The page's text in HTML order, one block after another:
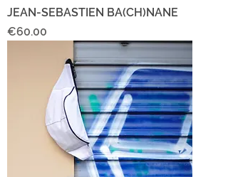
JEAN-SEBASTIEN BA(CH)NANE
Price
€60.00